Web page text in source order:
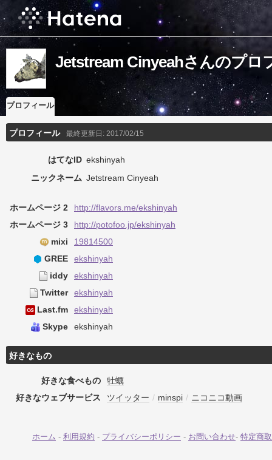
Jetstream Cinyeahさんのプロ
プロフィール
プロフィール 最終更新日: 2017/02/15
はてなID ekshinyah
ニックネーム Jetstream Cinyeah
ホームページ 2
http://flavors.me/ekshinyah
ホームページ 3
http://potofoo.jp/ekshinyah
mixi
19814500
GREE
ekshinyah
iddy
ekshinyah
Twitter
ekshinyah
Last.fm
ekshinyah
Skype
ekshinyah
好きなもの
好きな食べもの
牡蠣
好きなウェブサービス
ツイッター / minspi / ニコニコ動画
ホーム - 利用規約 - プライバシーポリシー - お問い合わせ- 特定商